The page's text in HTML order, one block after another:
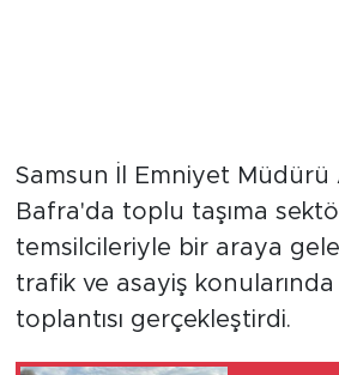
Samsun İl Emniyet Müdürü
Bafra'da toplu taşıma
temsilcileriyle bir araya
trafik ve asayiş
toplantısı gerçekleştirdi.